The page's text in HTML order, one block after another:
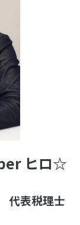
ヒロ☆
代表税理士